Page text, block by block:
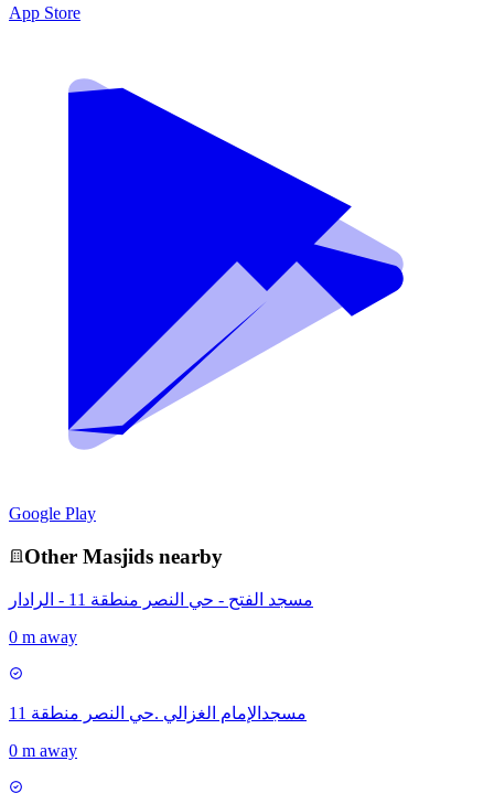
App Store
Google Play
Other Masjids nearby
مسجد الفتح - حي النصر منطقة 11 - الرادار
0 m away
مسجدالإمام الغزالي .حي النصر منطقة 11
0 m away